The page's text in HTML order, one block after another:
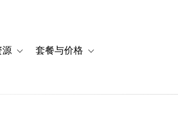
户故事
navigation for 解决方案
源 Toggle sub-navigation for 资源
套餐与价格 Toggle sub-navigation for